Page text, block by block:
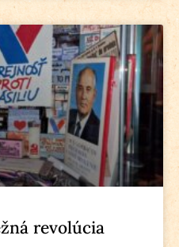
revolúcia